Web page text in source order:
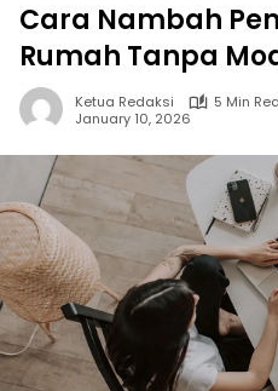
Cara Nambah
Rumah Tanpa
Ketua Redaksi
5 Min
January 10, 2026